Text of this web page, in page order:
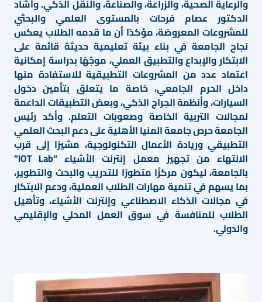
والرعاية الصحية، والزراعة، والصناعة، والنقل الذكي. وأشاد
الدكتور عصام فرحات بالمستوى العلمي والبحثي
للمشروعات المعروضة، مؤكدًا أن ما قدمه الطلاب يعكس
نجاح الجامعة في بناء بيئة تعليمية حديثة قائمة على
الابتكار والإبداع والتطبيق العملي، موجّهًا بدراسة إمكانية
اعتماد عدد من المشروعات التطبيقية للاستفادة منها
داخل الحرم الجامعي، خاصة ما يتعلق بتأمين دخول
السيارات، وأنظمة الجراج الذكي، وبعض التطبيقات الداعمة
لمجالات التربية الخاصة وصعوبات التعلم. وأكد رئيس
الجامعة حرص جامعة المنيا الأهلية على دعم البحث العلمي
التطبيقي وريادة الأعمال التكنولوجية، مشيرًا إلى قرب
الانتهاء من تجهيز معمل إنترنت الأشياء “IOT Lab”
بالجامعة، ليكون مركزًا متطورًا للتدريب والبحث والتطوير،
بما يسهم في تنمية مهارات الطلاب العملية، ودعم الابتكار
في مجالات الذكاء الاصطناعي وإنترنت الأشياء، وتأهيل
الطلاب للمنافسة في سوق العمل المحلي والإقليمي
والدولي.